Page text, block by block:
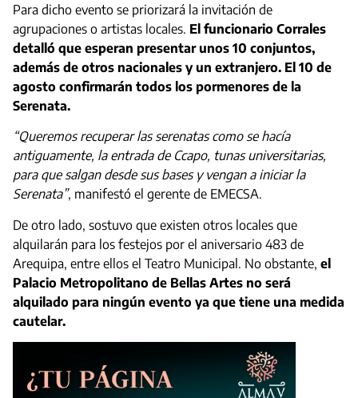
Para dicho evento se priorizará la invitación de
agrupaciones o artistas locales. El funcionario Corrales
detalló que esperan presentar unos 10 conjuntos,
además de otros nacionales y un extranjero. El 10 de
agosto confirmarán todos los pormenores de la
Serenata.
“Queremos recuperar las serenatas como se hacía
antiguamente, la entrada de Ccapo, tunas universitarias,
para que salgan desde sus bases y vengan a iniciar la
Serenata”, manifestó el gerente de EMECSA.
De otro lado, sostuvo que existen otros locales que
alquilarán para los festejos por el aniversario 483 de
Arequipa, entre ellos el Teatro Municipal. No obstante, el
Palacio Metropolitano de Bellas Artes no será
alquilado para ningún evento ya que tiene una medida
cautelar.